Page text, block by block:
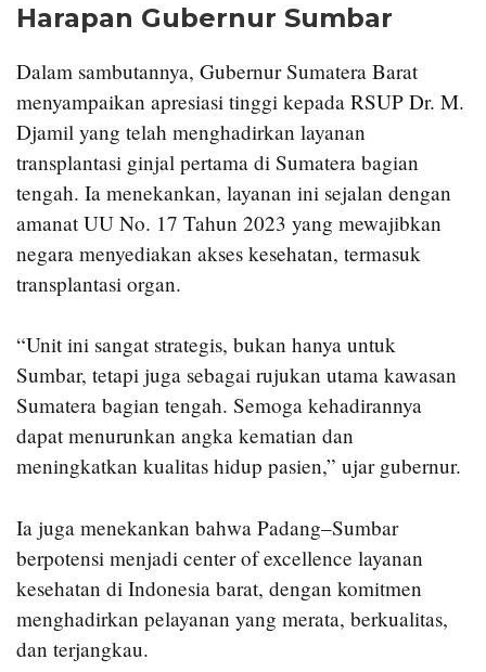
Harapan Gubernur Sumbar
Dalam sambutannya, Gubernur Sumatera Barat
menyampaikan apresiasi tinggi kepada RSUP Dr. M.
Djamil yang telah menghadirkan layanan
transplantasi ginjal pertama di Sumatera bagian
tengah. Ia menekankan, layanan ini sejalan dengan
amanat UU No. 17 Tahun 2023 yang mewajibkan
negara menyediakan akses kesehatan, termasuk
transplantasi organ.
“Unit ini sangat strategis, bukan hanya untuk
Sumbar, tetapi juga sebagai rujukan utama kawasan
Sumatera bagian tengah. Semoga kehadirannya
dapat menurunkan angka kematian dan
meningkatkan kualitas hidup pasien,” ujar gubernur.
Ia juga menekankan bahwa Padang–Sumbar
berpotensi menjadi center of excellence layanan
kesehatan di Indonesia barat, dengan komitmen
menghadirkan pelayanan yang merata, berkualitas,
dan terjangkau.